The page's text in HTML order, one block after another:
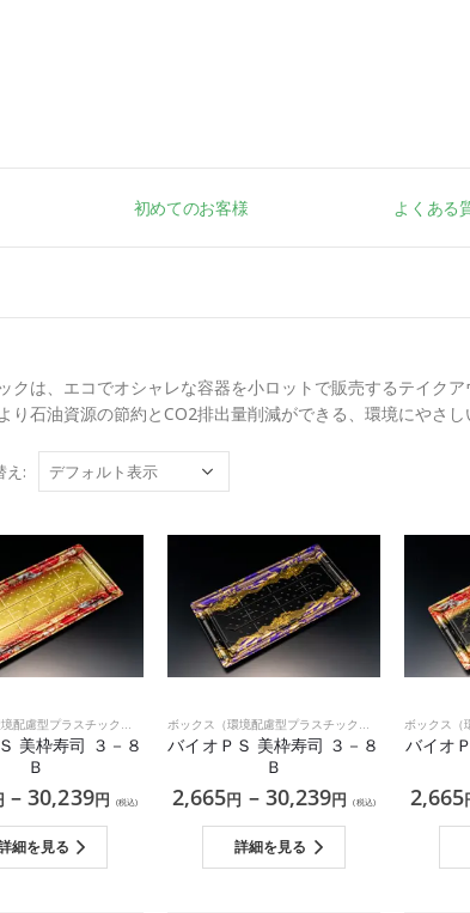
初めてのお客様 よくある
クは、エコでオシャレな容器を小ロットで販売するテイク
り石油資源の節約とCO2排出量削減ができる、環境にやさし
え:
ボックス（環境配慮型プラスチック）
美枠寿司 ３－８
Ｂ
–30,239円 (税込)
細を見る
ボックス（環境配慮型プラスチック）
バイオＰＳ 美枠寿司 ３－８
Ｂ
2,665円 – 30,239円 (税込)
詳細を見る
バイオ
2,665